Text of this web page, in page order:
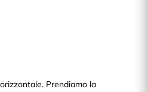
Prendiamo la